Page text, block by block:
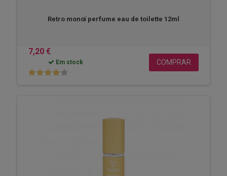
Retro monoï perfume eau de toilette 12ml
7,20 €
Em stock COMPRAR